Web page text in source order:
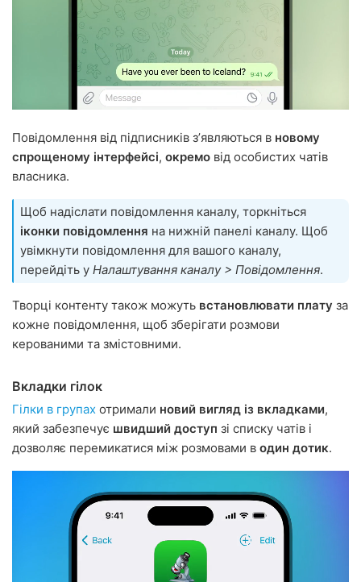
Повідомлення від підписників зʼявляються в новому
спрощеному інтерфейсі, окремо від особистих чатів
власника.
Щоб надіслати повідомлення каналу, торкніться
іконки повідомлення на нижній панелі каналу. Щоб
увімкнути повідомлення для вашого каналу,
перейдіть у Налаштування каналу > Повідомлення.
Творці контенту також можуть встановлювати плату за
кожне повідомлення, щоб зберігати розмови
керованими та змістовними.
Вкладки гілок
Гілки в групах отримали новий вигляд із вкладками,
який забезпечує швидший доступ зі списку чатів і
дозволяє перемикатися між розмовами в один дотик.